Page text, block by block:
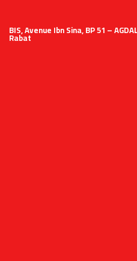
51 BIS, Avenue Ibn Sina, BP 51 –
Rabat